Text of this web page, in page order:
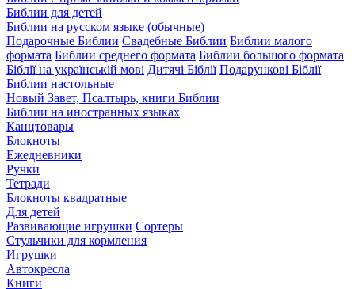
Библии для детей
Библии на русском языке (обычные)
Подарочные Библии Свадебные Библии Библии малого
формата Библии среднего формата Библии большого формата
Біблії на українській мові Дитячі Біблії Подарункові Біблії
Библии настольные
Новый Завет, Псалтырь, книги Библии
Библии на иностранных языках
Канцтовары
Блокноты
Ежедневники
Ручки
Тетради
Блокноты квадратные
Для детей
Развивающие игрушки Сортеры
Стульчики для кормления
Игрушки
Автокресла
Книги